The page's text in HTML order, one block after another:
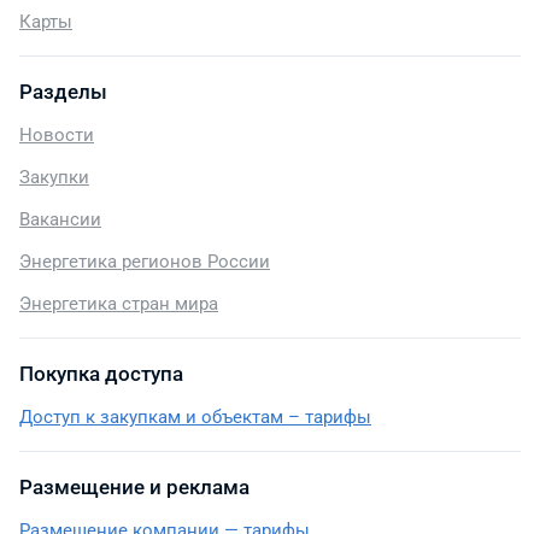
Карты
Разделы
Новости
Закупки
Вакансии
Энергетика регионов России
Энергетика стран мира
Покупка доступа
Доступ к закупкам и объектам – тарифы
Размещение и реклама